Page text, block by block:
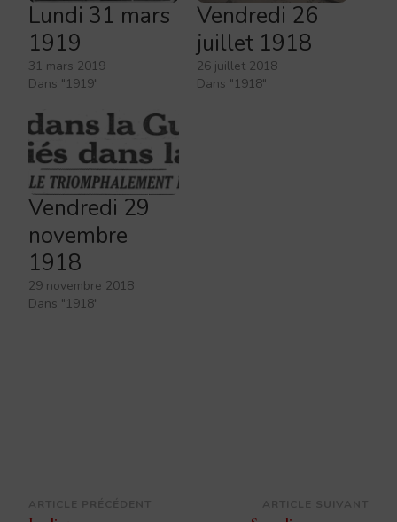
Lundi 31 mars
1919
31 mars 2019
Dans "1919"
Vendredi 26
juillet 1918
26 juillet 2018
Dans "1918"
Vendredi 29
novembre
1918
29 novembre 2018
Dans "1918"
Navigation